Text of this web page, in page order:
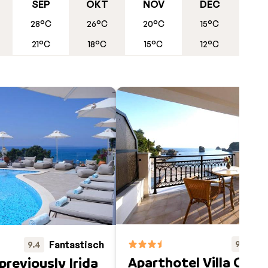
een
met
SEP
28°C
21°C
OKT
26°C
18°C
NOV
20°C
15°C
DEC
15°C
12°C
9.4 Fantastisch
Irida
9.5
Aparthotel Villa